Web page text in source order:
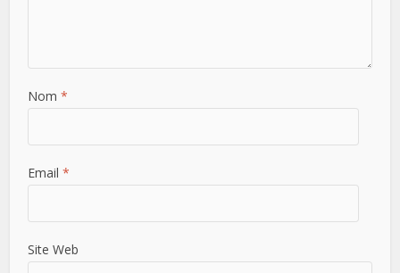
Nom *
Email *
Site Web